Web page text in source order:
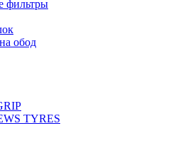
фильтры
обод
TYRES